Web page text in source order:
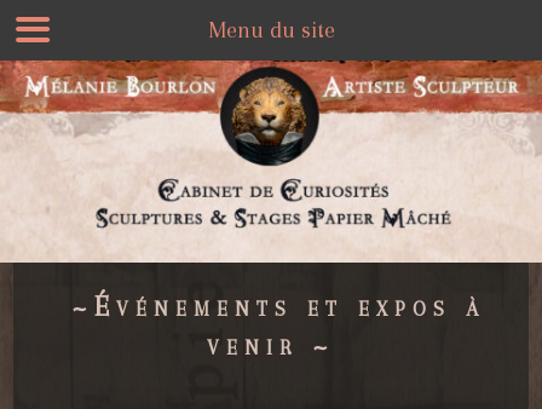
~Événements et expos à
venir ~
Menu du site